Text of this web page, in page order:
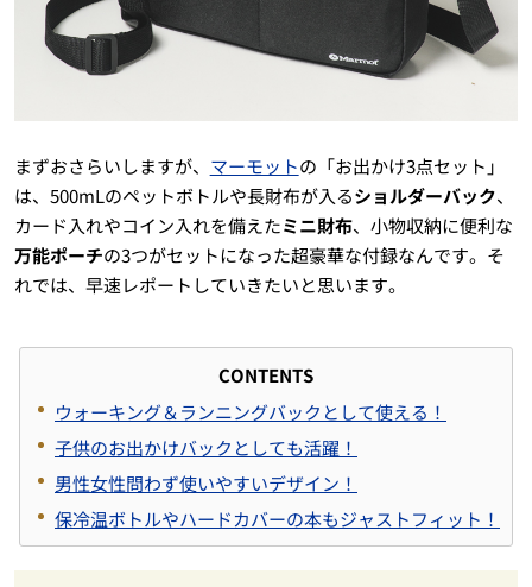
まずおさらいしますが、 マーモットの「お出かけ3点セット」
は、500mLのペットボトルや長財布が入るショルダーバック、
カード入れやコイン入れを備えたミニ財布、小物収納に便利な
万能ポーチの3つがセットになった超豪華な付録なんです。そ
れでは、早速レポートしていきたいと思います。
CONTENTS
ウォーキング＆ランニングバックとして使える！
子供のお出かけバックとしても活躍！
男性女性問わず使いやすいデザイン！
保冷温ボトルやハードカバーの本もジャストフィット！